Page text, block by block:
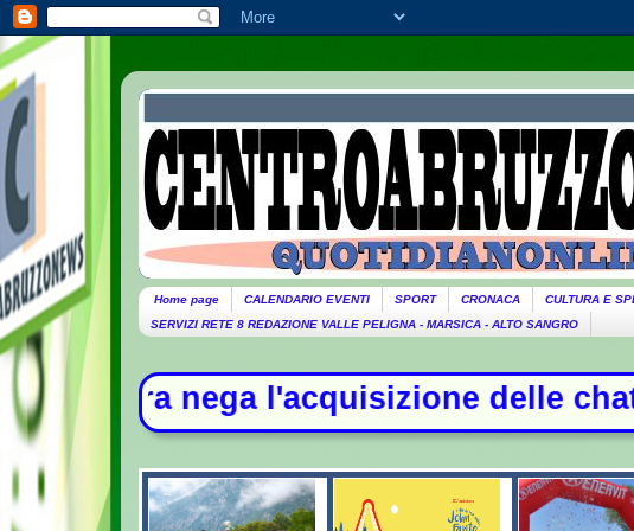
Home page CALENDARIO EVENTI SPORT CRONACA CULTURA E
SERVIZI RETE 8 REDAZIONE VALLE PELIGNA - MARSICA - ALTO SANGRO
l'acquisizione delle chat di